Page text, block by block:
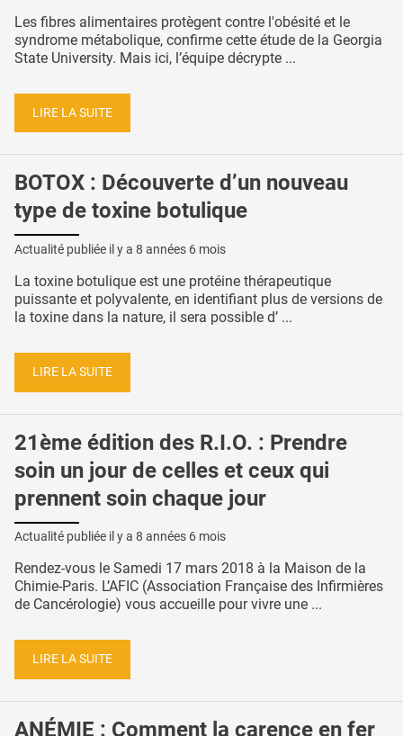
Les fibres alimentaires protègent contre l'obésité et le
syndrome métabolique, confirme cette étude de la Georgia
State University. Mais ici, l’équipe décrypte ...
LIRE LA SUITE
BOTOX : Découverte d’un nouveau
type de toxine botulique
Actualité publiée il y a 8 années 6 mois
La toxine botulique est une protéine thérapeutique
puissante et polyvalente, en identifiant plus de versions de
la toxine dans la nature, il sera possible d’ ...
LIRE LA SUITE
21ème édition des R.I.O. : Prendre
soin un jour de celles et ceux qui
prennent soin chaque jour
Actualité publiée il y a 8 années 6 mois
Rendez-vous le Samedi 17 mars 2018 à la Maison de la
Chimie-Paris. L’AFIC (Association Française des Infirmières
de Cancérologie) vous accueille pour vivre une ...
LIRE LA SUITE
ANÉMIE : Comment la carence en fer